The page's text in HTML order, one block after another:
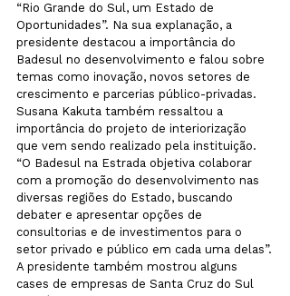
“Rio Grande do Sul, um Estado de
Oportunidades”. Na sua explanação, a
presidente destacou a importância do
Badesul no desenvolvimento e falou sobre
temas como inovação, novos setores de
crescimento e parcerias público-privadas.
Susana Kakuta também ressaltou a
importância do projeto de interiorização
que vem sendo realizado pela instituição.
“O Badesul na Estrada objetiva colaborar
com a promoção do desenvolvimento nas
diversas regiões do Estado, buscando
debater e apresentar opções de
consultorias e de investimentos para o
setor privado e público em cada uma delas”.
A presidente também mostrou alguns
cases de empresas de Santa Cruz do Sul